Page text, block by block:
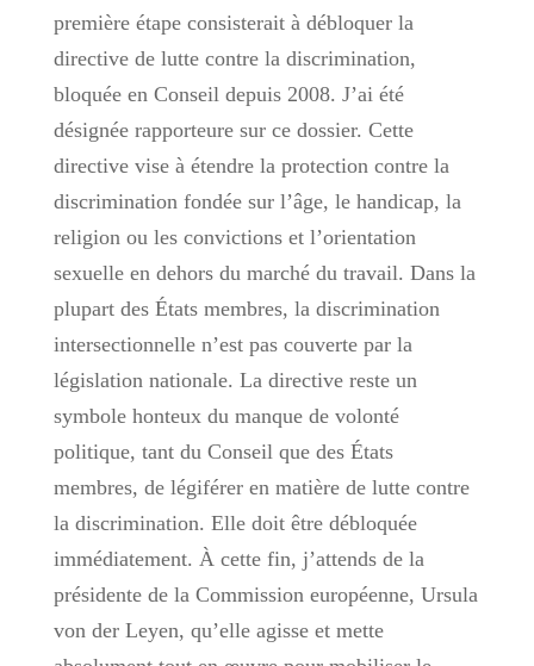
première étape consisterait à débloquer la
directive de lutte contre la discrimination,
bloquée en Conseil depuis 2008. J’ai été
désignée rapporteure sur ce dossier. Cette
directive vise à étendre la protection contre la
discrimination fondée sur l’âge, le handicap, la
religion ou les convictions et l’orientation
sexuelle en dehors du marché du travail. Dans la
plupart des États membres, la discrimination
intersectionnelle n’est pas couverte par la
législation nationale. La directive reste un
symbole honteux du manque de volonté
politique, tant du Conseil que des États
membres, de légiférer en matière de lutte contre
la discrimination. Elle doit être débloquée
immédiatement. À cette fin, j’attends de la
présidente de la Commission européenne, Ursula
von der Leyen, qu’elle agisse et mette